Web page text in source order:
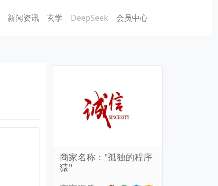
新闻资讯 玄学 DeepSeek 会员中心
商家名称："孤独的程序
猿"